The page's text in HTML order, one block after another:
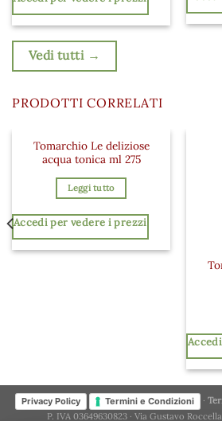
Vedi tutti →
PRODOTTI CORRELATI
Aggiungi ai
Tomarchio Le deliziose
acqua tonica ml 275
Leggi tutto
Accedi per vedere i prezzi
ai preferiti
Privacy Policy Termini e Condizioni ·
P. IVA 03649630823 · Via Gustavo